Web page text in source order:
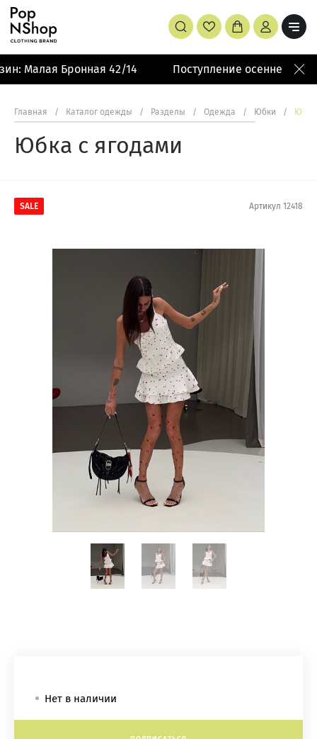
Малая Бронная 42/14 Поступление осенней
Главная / Каталог одежды / Разделы / Одежда / Юбки / Юбка
Юбка с ягодами
SALE Артикул 12418
Нет в наличии